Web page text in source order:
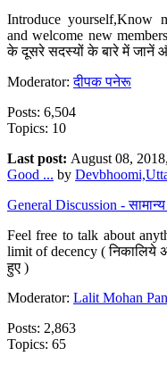
Introduce yourself,Know
and welcome new
के दूसरे सदस्यों के बारे में जानें
Moderator:दीपक पनेरू
Posts: 6,504
Topics: 10
Last post: August 08,
Good ... by
General Discussion - सामान्य
Feel free to talk about
limit of decency ( निकालिये
हुए )
Moderator: Lalit Mohan
Posts: 2,863
Topics: 65